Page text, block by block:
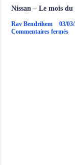
Nissan – Le mois
Rav Bendrihem 03/
Commentaires ferméssur